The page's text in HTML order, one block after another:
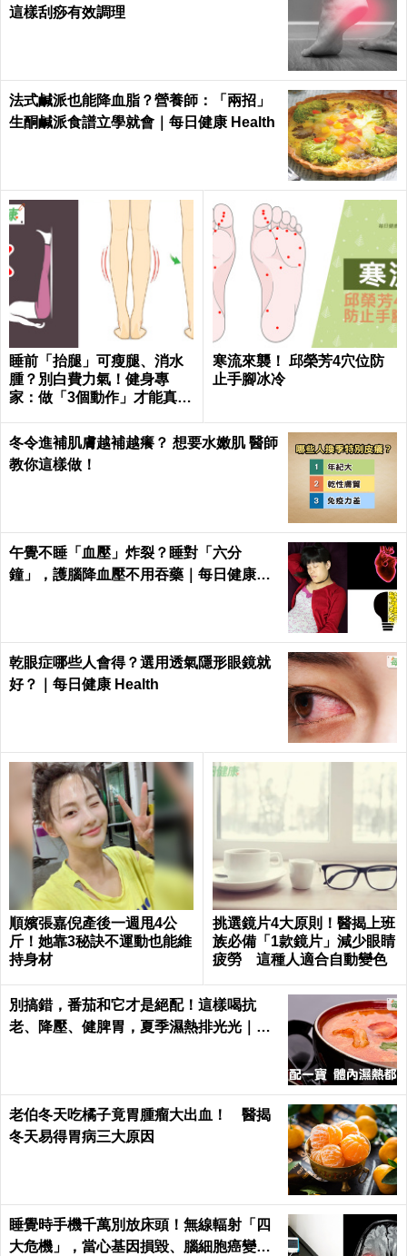
這樣刮痧有效調理
法式鹹派也能降血脂？營養師：「兩招」
生酮鹹派食譜立學就會｜每日健康 Health
睡前「抬腿」可瘦腿、消水
腫？別白費力氣！健身專
家：做「3個動作」才能真正
寒流來襲！ 邱榮芳4穴位防
止手腳冰冷
冬令進補肌膚越補越癢？ 想要水嫩肌 醫師
教你這樣做！
午覺不睡「血壓」炸裂？睡對「六分
鐘」，護腦降血壓不用吞藥｜每日健康He
乾眼症哪些人會得？選用透氣隱形眼鏡就
好？｜每日健康 Health
順嬪張嘉倪產後一週甩4公
斤！她靠3秘訣不運動也能維
持身材
挑選鏡片4大原則！醫揭上班
族必備「1款鏡片」減少眼睛
疲勞 這種人適合自動變色
別搞錯，番茄和它才是絕配！這樣喝抗
老、降壓、健脾胃，夏季濕熱排光光｜每
老伯冬天吃橘子竟胃腫瘤大出血！ 醫揭
冬天易得胃病三大原因
睡覺時手機千萬別放床頭！無線輻射「四
大危機」，當心基因損毀、腦細胞癌變！